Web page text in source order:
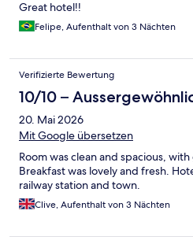
Great hotel!!
Felipe, Aufenthalt von 3 Nächten
Verifizierte Bewertung
10/10 –
20. Mai 2026
Mit Google übersetzen
Room was clean and spacious,
Breakfast was lovely and fresh.
railway station and town.
Clive, Aufenthalt von 3 Nächten